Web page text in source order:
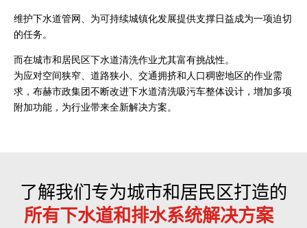
维护下水道管网、为可持续城镇化发展提供支撑日益成为一项迫切
的任务。
而在城市和居民区下水道清洗作业尤其富有挑战性。
为应对空间狭窄、道路狭小、交通拥挤和人口稠密地区的作业需
求，布赫市政集团不断改进下水道清洗吸污车整体设计，增加多项
附加功能，为行业带来全新解决方案。
了解我们专为城市和居民区打造的
所有下水道和排水系统解决方案